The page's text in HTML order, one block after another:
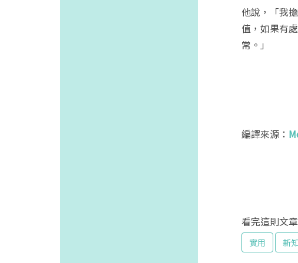
他說，「我
值，如果有
常。」
編譯來源：
看完這則文
實用 新